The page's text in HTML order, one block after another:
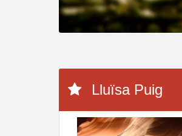
Lluïsa Puig